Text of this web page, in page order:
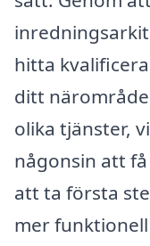
hitta
ditt
olika tjänster,
någonsin att
att ta första
mer